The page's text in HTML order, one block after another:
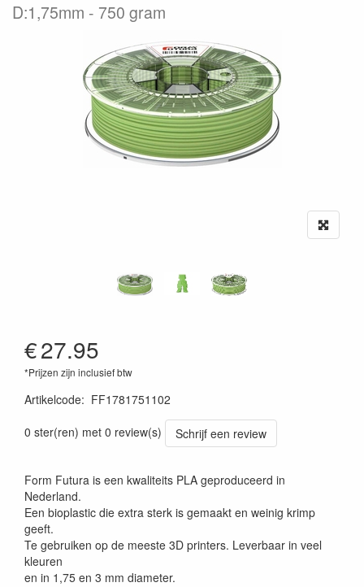
D:1,75mm 750 gram
€27.95
*Prijzen zijn inclusief btw
Artikelcode: FF1781751102
0 ster(ren) met 0 review(s)
Schrijf een review
Form Futura is een kwaliteits PLA geproduceerd in
Nederland.
Een bioplastic die extra sterk is gemaakt en weinig krimp
geeft.
Te gebruiken op de meeste 3D printers. Leverbaar in veel
kleuren
en in 1,75 en 3 mm diameter.